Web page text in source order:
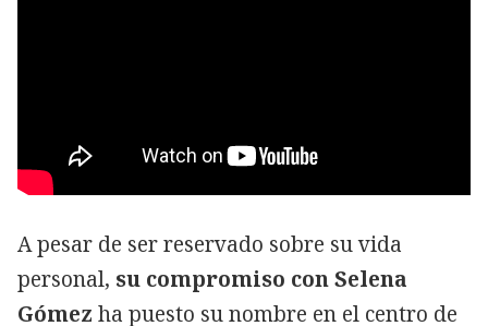
A pesar de ser reservado sobre su vida
personal, su compromiso con Selena
Gómez ha puesto su nombre en el centro de